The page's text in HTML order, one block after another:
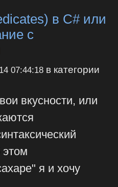
в C# или
с
07:44:18в категории
вкусности, или
этом
я и хочу